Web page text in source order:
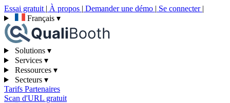
Essai gratuit | À propos | Demander une démo | Se connecter |
Français ▾
Solutions ▾
Services ▾
Ressources ▾
Secteurs ▾
Tarifs Partenaires
Scan d'URL gratuit